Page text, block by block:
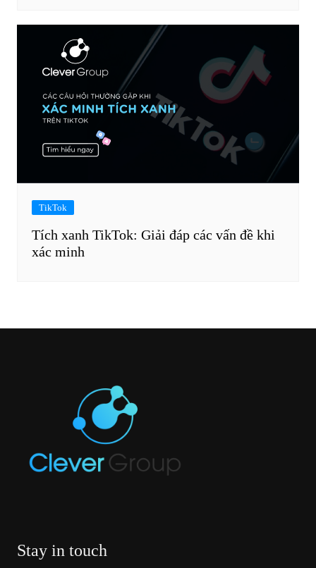
TikTok
Tích xanh TikTok: Giải đáp các vấn đề khi
xác minh
Stay in touch